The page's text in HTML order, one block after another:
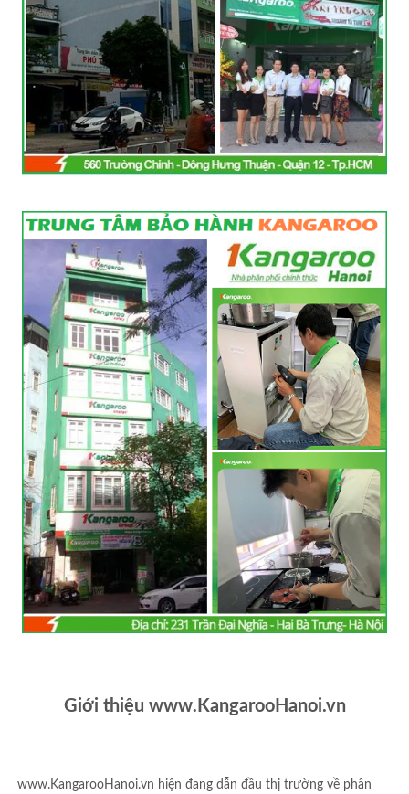
Giới thiệu www.KangarooHanoi.vn
www.KangarooHanoi.vn hiện đang dẫn đầu thị trường về phân